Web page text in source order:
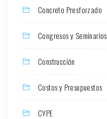
Concreto Presforzado
Congresos y Seminarios
Construcción
Costos y Presupuestos
CYPE